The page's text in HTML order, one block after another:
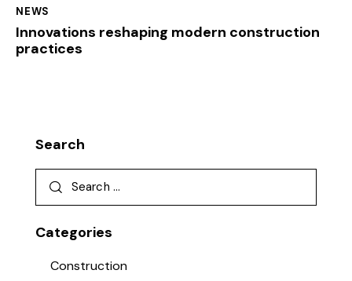
NEWS
Innovations reshaping modern construction
practices
Search
Categories
Construction